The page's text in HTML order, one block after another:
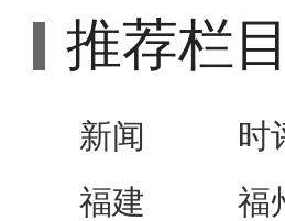
推荐栏目
新闻 时
福建
福